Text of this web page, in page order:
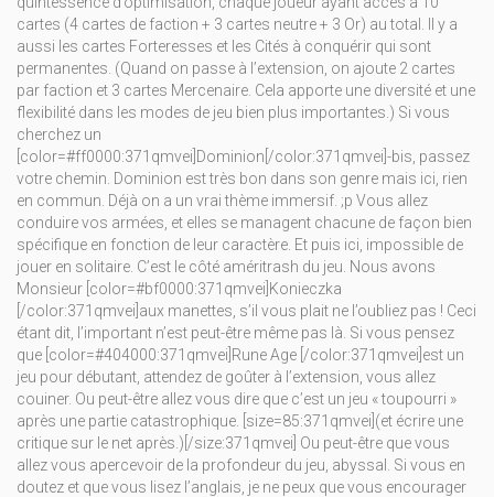
cartes (4 cartes de faction + 3 cartes neutre + 3 Or) au total. Il y a
aussi les cartes Forteresses et les Cités à conquérir qui sont
permanentes. (Quand on passe à l’extension, on ajoute 2 cartes
par faction et 3 cartes Mercenaire. Cela apporte une diversité et une
flexibilité dans les modes de jeu bien plus importantes.) Si vous
cherchez un
[color=#ff0000:371qmvei]Dominion[/color:371qmvei]-bis, passez
votre chemin. Dominion est très bon dans son genre mais ici, rien
en commun. Déjà on a un vrai thème immersif. ;p Vous allez
conduire vos armées, et elles se managent chacune de façon bien
spécifique en fonction de leur caractère. Et puis ici, impossible de
jouer en solitaire. C’est le côté améritrash du jeu. Nous avons
Monsieur [color=#bf0000:371qmvei]Konieczka
[/color:371qmvei]aux manettes, s’il vous plait ne l’oubliez pas ! Ceci
étant dit, l’important n’est peut-être même pas là. Si vous pensez
que [color=#404000:371qmvei]Rune Age [/color:371qmvei]est un
jeu pour débutant, attendez de goûter à l’extension, vous allez
couiner. Ou peut-être allez vous dire que c’est un jeu « toupourri »
après une partie catastrophique. [size=85:371qmvei](et écrire une
critique sur le net après.)[/size:371qmvei] Ou peut-être que vous
allez vous apercevoir de la profondeur du jeu, abyssal. Si vous en
doutez et que vous lisez l’anglais, je ne peux que vous encourager